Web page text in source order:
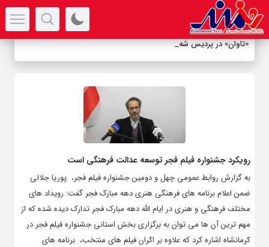
«تاوان» در پردیس شهرز_
رویکرد جشنواره فیلم فجر توسعه عدالت فرهنگی است
به گزارش روابط عمومی چهل و دومین جشنواره فیلم فجر، پوریا جلالی
ضمن اعلام برنامه های فرهنگی هنری دهه مبارک فجر گفت: رویداد های
مختلف فرهنگی و هنری در ایام الله دهه مبارک فجر تدارک دیده شده که از
مهم ترین آن ها می توان به برگزاری بخش استانی جشنواره فیلم فجر در
کرمانشاه اشاره کرد که علاوه بر اکران فیلم های منتخب، برنامه های